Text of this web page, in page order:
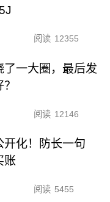
阅读 12355
了一大圈，最后发
阅读 12146
开化！防长一句
账
阅读 5455